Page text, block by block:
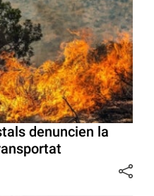
denuncien la